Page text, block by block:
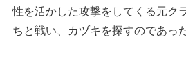
性を活かした攻撃をしてくる元ク
ちと戦い、カヅキを探すのであっ